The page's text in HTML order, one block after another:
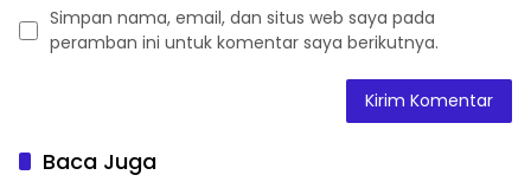
Simpan nama, email, dan situs web saya pada
peramban ini untuk komentar saya berikutnya.
Baca Juga